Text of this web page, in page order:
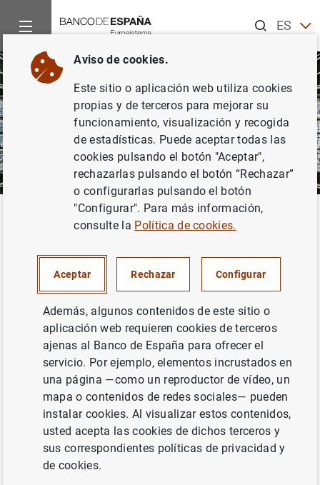
ESEN
EU
GA
Sobre el Banco
El Banco de España es una entidad de derecho público
nacional. Tiene asimismo asignada la supervisión del
sistema bancario español y la de otros intermediarios
financieros que operan en España.
Estas funciones se desarrollan en el marco institucional
europeo, del que el Banco de España forma parte como
integrante del Sistema Europeo de Bancos Centrales
(SEBC) y del Eurosistema, así como del Mecanismo
Único de Supervisión (MUS) y del Mecanismo Único de
Resolución (MUR).
Aviso de cookies.
Este sitio o aplicación web utiliza cookies
propias y de terceros para mejorar su
funcionamiento, visualización y recogida
de estadísticas. Puede aceptar todas las
cookies pulsando el botón "Aceptar",
rechazarlas pulsando el botón “Rechazar”
o configurarlas pulsando el botón
"Configurar". Para más información,
consulte la Política de cookies.
Aceptar Rechazar Configurar
Además, algunos contenidos de este sitio o
aplicación web requieren cookies de terceros
ajenas al Banco de España para ofrecer el
servicio. Por ejemplo, elementos incrustados en
una página —como un reproductor de vídeo, un
mapa o contenidos de redes sociales— pueden
instalar cookies. Al visualizar estos contenidos,
usted acepta las cookies de dichos terceros y
sus correspondientes políticas de privacidad y
de cookies.